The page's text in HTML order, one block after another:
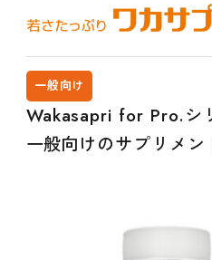
一般向け
Wakasapri for Pro.シ
一般向けのサプリメン